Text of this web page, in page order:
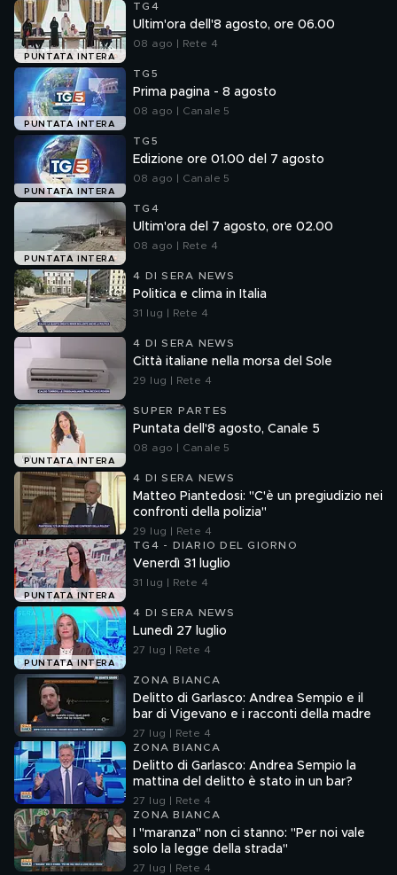
PUNTATA INTERA
TG4
Ultim'ora dell'8 agosto, ore 06.00
08 ago | Rete 4
PUNTATA INTERA
TG5
Prima pagina - 8 agosto
08 ago | Canale 5
PUNTATA INTERA
TG5
Edizione ore 01.00 del 7 agosto
08 ago | Canale 5
PUNTATA INTERA
TG4
Ultim'ora del 7 agosto, ore 02.00
08 ago | Rete 4
4 DI SERA NEWS
Politica e clima in Italia
31 lug | Rete 4
4 DI SERA NEWS
Città italiane nella morsa del Sole
29 lug | Rete 4
PUNTATA INTERA
SUPER PARTES
Puntata dell'8 agosto, Canale 5
08 ago | Canale 5
4 DI SERA NEWS
Matteo Piantedosi: "C'è un pregiudizio nei
confronti della polizia"
29 lug | Rete 4
PUNTATA INTERA
TG4 - DIARIO DEL GIORNO
Venerdì 31 luglio
31 lug | Rete 4
PUNTATA INTERA
4 DI SERA NEWS
Lunedì 27 luglio
27 lug | Rete 4
ZONA BIANCA
Delitto di Garlasco: Andrea Sempio e il
bar di Vigevano e i racconti della madre
27 lug | Rete 4
ZONA BIANCA
Delitto di Garlasco: Andrea Sempio la
mattina del delitto è stato in un bar?
27 lug | Rete 4
ZONA BIANCA
I "maranza" non ci stanno: "Per noi vale
solo la legge della strada"
27 lug | Rete 4